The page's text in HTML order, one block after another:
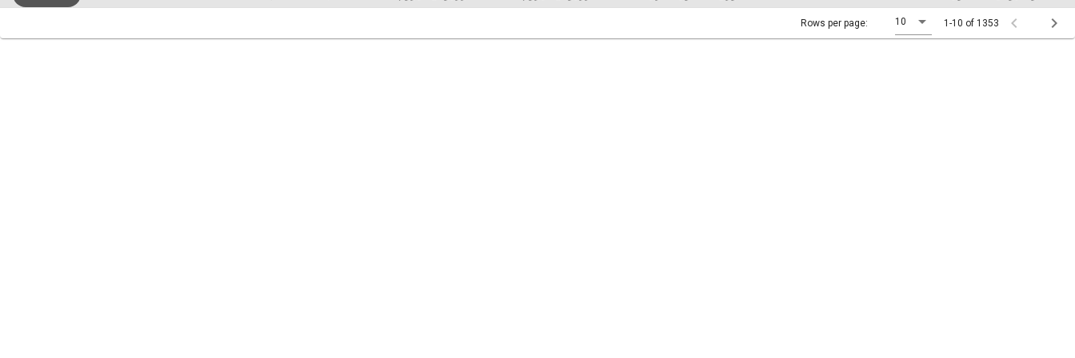
Rows per page: 10 1-10 of 1353